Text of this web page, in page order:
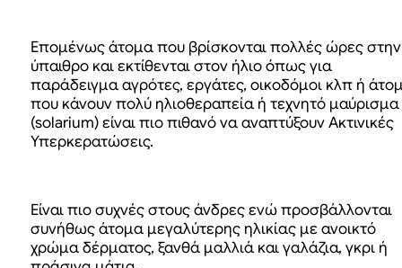
Επομένως άτομα που βρίσκονται πολλές ώρες στην
ύπαιθρο και εκτίθενται στον ήλιο όπως για
παράδειγμα αγρότες, εργάτες, οικοδόμοι κλπ ή
που κάνουν πολύ ηλιοθεραπεία ή τεχνητό μαύρισμα
(solarium) είναι πιο πιθανό να αναπτύξουν Ακτινικές
Υπερκερατώσεις.
Είναι πιο συχνές στους άνδρες ενώ προσβάλλονται
συνήθως άτομα μεγαλύτερης ηλικίας με ανοικτό
χρώμα δέρματος, ξανθά μαλλιά και γαλάζια, γκρι ή